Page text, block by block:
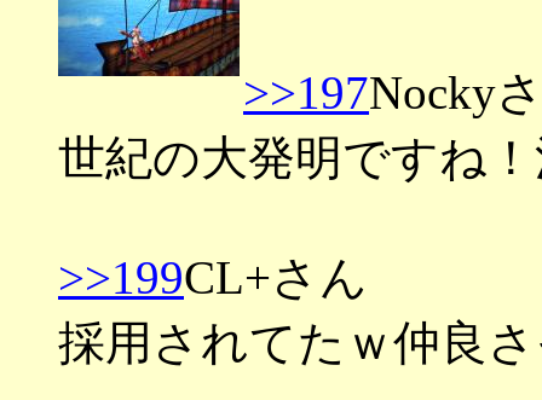
>>197Nocky
世紀の大発明ですね
>>199CL+さん
採用されてたｗ仲良